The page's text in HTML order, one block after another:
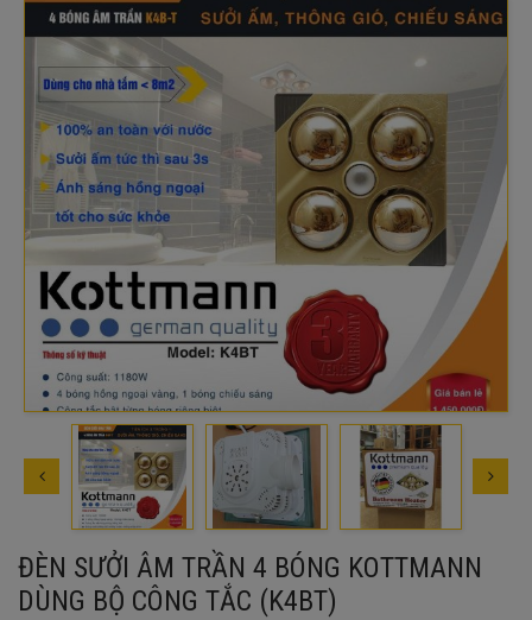
ĐÈN SƯỞI ÂM TRẦN 4 BÓNG KOTTMANN
DÙNG BỘ CÔNG TẮC (K4BT)